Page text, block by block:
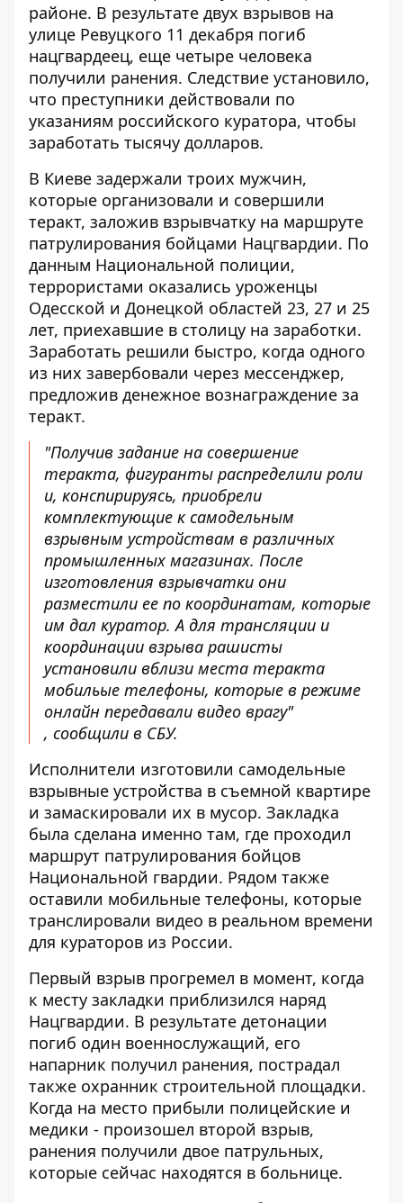
районе. В результате двух взрывов на
улице Ревуцкого 11 декабря погиб
нацгвардеец, еще четыре человека
получили ранения. Следствие установило,
что преступники действовали по
указаниям российского куратора, чтобы
заработать тысячу долларов.
В Киеве задержали троих мужчин,
которые организовали и совершили
теракт, заложив взрывчатку на маршруте
патрулирования бойцами Нацгвардии. По
данным Национальной полиции,
террористами оказались уроженцы
Одесской и Донецкой областей 23, 27 и 25
лет, приехавшие в столицу на заработки.
Заработать решили быстро, когда одного
из них завербовали через мессенджер,
предложив денежное вознаграждение за
теракт.
"Получив задание на совершение
теракта, фигуранты распределили роли
и, конспирируясь, приобрели
комплектующие к самодельным
взрывным устройствам в различных
промышленных магазинах. После
изготовления взрывчатки они
разместили ее по координатам, которые
им дал куратор. А для трансляции и
координации взрыва рашисты
установили вблизи места теракта
мобильые телефоны, которые в режиме
онлайн передавали видео врагу"
, сообщили в СБУ.
Исполнители изготовили самодельные
взрывные устройства в съемной квартире
и замаскировали их в мусор. Закладка
была сделана именно там, где проходил
маршрут патрулирования бойцов
Национальной гвардии. Рядом также
оставили мобильные телефоны, которые
транслировали видео в реальном времени
для кураторов из России.
Первый взрыв прогремел в момент, когда
к месту закладки приблизился наряд
Нацгвардии. В результате детонации
погиб один военнослужащий, его
напарник получил ранения, пострадал
также охранник строительной площадки.
Когда на место прибыли полицейские и
медики - произошел второй взрыв,
ранения получили двое патрульных,
которые сейчас находятся в больнице.